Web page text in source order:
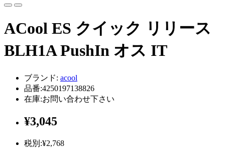
ACool ES クイック リリース
BLH1A PushIn オス IT
ブランド: acool
品番:4250197138826
在庫:お問い合わせ下さい
¥3,045
税別:¥2,768